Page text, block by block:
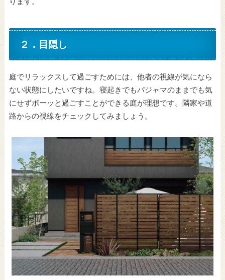
２．目隠し
庭でリラックスして過ごすためには、他者の視線が気になら
ない状態にしたいですね。寝起きでもパジャマのままでも気
にせずボーッと過ごすことができる庭が理想です。隣家や道
路からの視線をチェックしてみましょう。